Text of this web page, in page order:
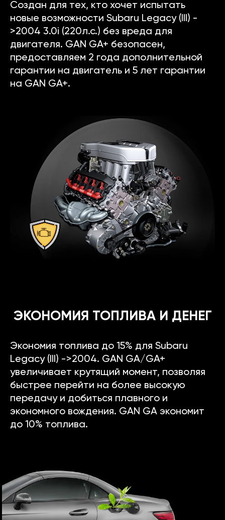
Создан для тех, кто хочет испытать
новые возможности Subaru Legacy (III) -
>2004 3.0i (220л.с.) без вреда для
двигателя. GAN GA+ безопасен,
предоставляем 2 года дополнительной
гарантии на двигатель и 5 лет гарантии
на GAN GA+.
ЭКОНОМИЯ ТОПЛИВА И ДЕНЕГ
Экономия топлива до 15% для Subaru
Legacy (III) ->2004. GAN GA/GA+
увеличивает крутящий момент, позволяя
быстрее перейти на более высокую
передачу и добиться плавного и
экономного вождения. GAN GA экономит
до 10% топлива.